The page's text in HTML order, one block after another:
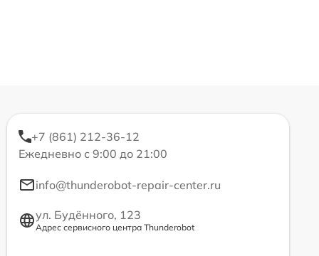
+7 (861) 212-36-12
Ежедневно с 9:00 до 21:00
info@thunderobot-repair-center.ru
ул. Будённого, 123
Адрес сервисного центра Thunderobot